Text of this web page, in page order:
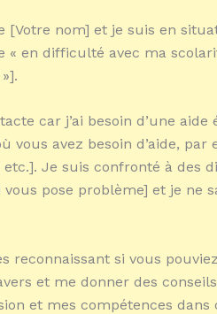
[Votre nom] et je suis en
« en difficulté avec ma
car j’ai besoin d’une
vous avez besoin d’aide,
etc.]. Je suis confronté à des
pose problème] et je ne
reconnaissant si vous
et me donner des
et mes compétences